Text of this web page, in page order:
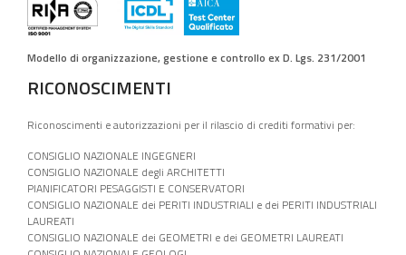
Modello di organizzazione, gestione e controllo ex D. Lgs. 231/2001
RICONOSCIMENTI
Riconoscimenti e autorizzazioni per il rilascio di crediti formativi per:
CONSIGLIO NAZIONALE INGEGNERI
CONSIGLIO NAZIONALE degli ARCHITETTI
PIANIFICATORI PESAGGISTI E CONSERVATORI
CONSIGLIO NAZIONALE dei PERITI INDUSTRIALI e dei PERITI INDUSTRIALI
LAUREATI
CONSIGLIO NAZIONALE dei GEOMETRI e dei GEOMETRI LAUREATI